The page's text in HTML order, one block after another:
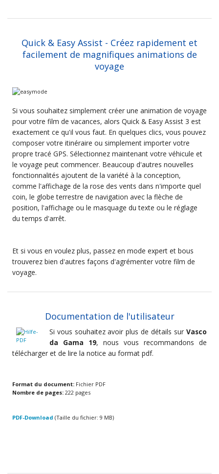
Quick & Easy Assist - Créez rapidement et
facilement de magnifiques animations de
voyage
Si vous souhaitez simplement créer une animation de voyage
pour votre film de vacances, alors Quick & Easy Assist 3 est
exactement ce qu'il vous faut. En quelques clics, vous pouvez
composer votre itinéraire ou simplement importer votre
propre tracé GPS. Sélectionnez maintenant votre véhicule et
le voyage peut commencer. Beaucoup d'autres nouvelles
fonctionnalités ajoutent de la variété à la conception,
comme l'affichage de la rose des vents dans n'importe quel
coin, le globe terrestre de navigation avec la flèche de
position, l'affichage ou le masquage du texte ou le réglage
du temps d'arrêt.
Et si vous en voulez plus, passez en mode expert et bous
trouverez bien d'autres façons d'agrémenter votre film de
voyage.
Documentation de l'utilisateur
Si vous souhaitez avoir plus de détails sur Vasco
da Gama 19, nous vous recommandons de
télécharger et de lire la notice au format pdf.
Format du document: Fichier PDF
Nombre de pages: 222 pages
PDF-Download (Taille du fichier: 9 MB)